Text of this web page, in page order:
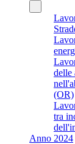
delle
(OR)
tra
Anno 2024